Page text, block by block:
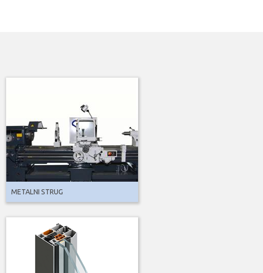
METALNI STRUG